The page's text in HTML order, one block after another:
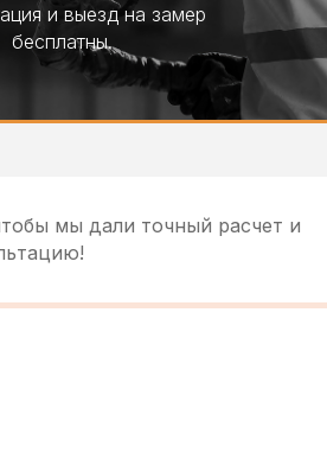
и выезд на замер
бесплатны.
мы дали точный расчет и